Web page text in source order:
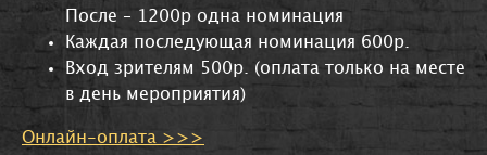
После – 1200р одна номинация
Каждая последующая номинация 600р.
Вход зрителям 500р. (оплата только на месте
в день мероприятия)
Онлайн-оплата >>>